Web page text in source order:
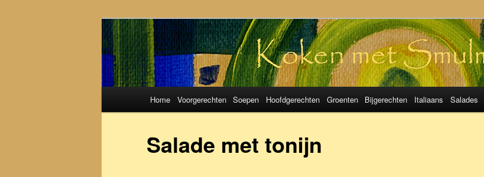
Koken met SmulMama
Spring
Spring
Home Voorgerechten Soepen Hoofdgerechten Groenten Bijgerechten Italiaans Salades
Salade met tonijn